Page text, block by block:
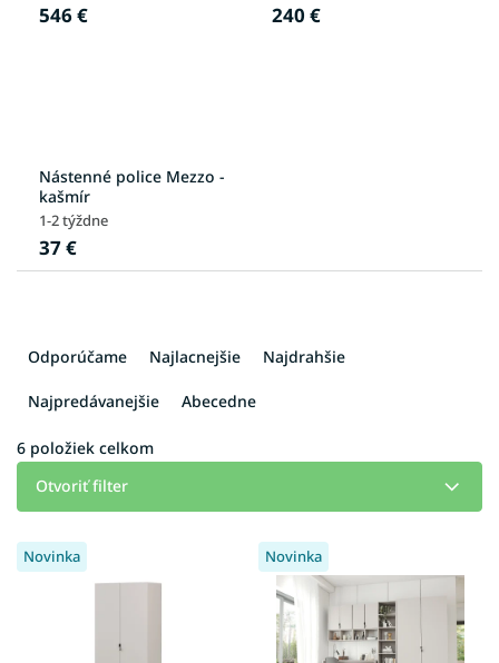
546 € 240 €
Nástenné police Mezzo -
kašmír
1-2 týždne
37 €
a
i
e
o
d
Odporúčame Najlacnejšie Najdrahšie
Najpredávanejšie Abecedne
6 položiek celkom
Otvoriť filter
V
ýNovinka Novinka